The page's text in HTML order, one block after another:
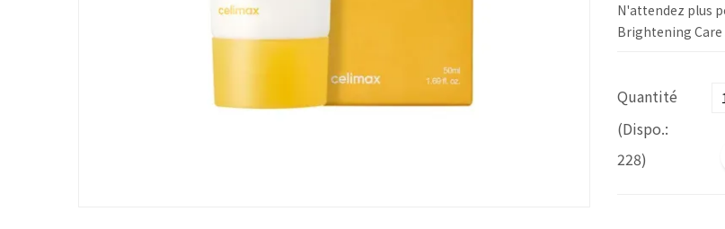
N'attendez plus
Brightening Care
Quantité
(Dispo.:
228)